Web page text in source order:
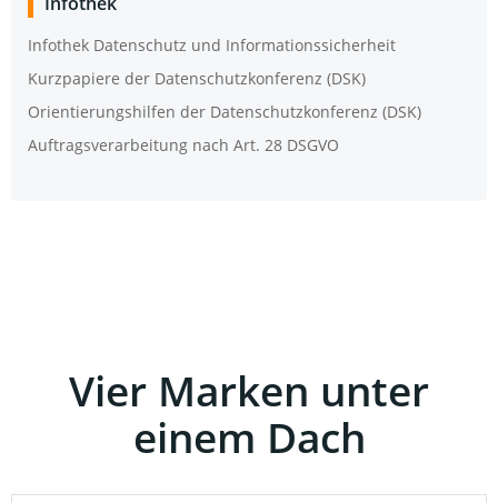
Info­thek Daten­schutz und Informationssicherheit
Kurz­pa­pie­re der Daten­schutz­kon­fe­renz (DSK)
Ori­en­tie­rungs­hil­fen der Daten­schutz­kon­fe­renz (DSK)
Auf­trags­ver­ar­bei­tung nach Art. 28 DSGVO
Vier Marken unter
einem Dach